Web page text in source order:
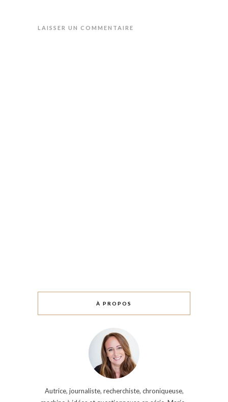
LAISSER UN COMMENTAIRE
À PROPOS
Autrice, journaliste, recherchiste, chroniqueuse,